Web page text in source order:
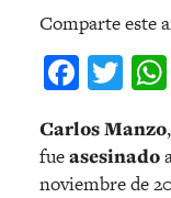
Comparte este
Carlos Manzo
fueasesinado
noviembre de